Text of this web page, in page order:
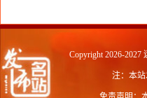
Copyright 2026-2027
注：本